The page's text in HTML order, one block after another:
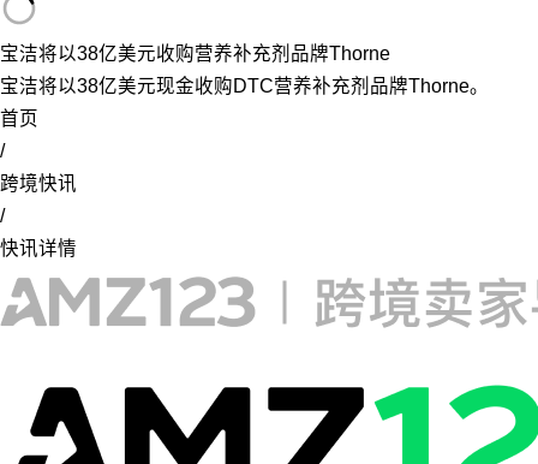
宝洁将以38亿美元收购营养补充剂品牌Thorne
宝洁将以38亿美元现金收购DTC营养补充剂品牌Thorne。
首页
/
跨境快讯
/
快讯详情